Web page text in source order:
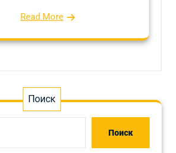
Read More
Поиск
Поиск